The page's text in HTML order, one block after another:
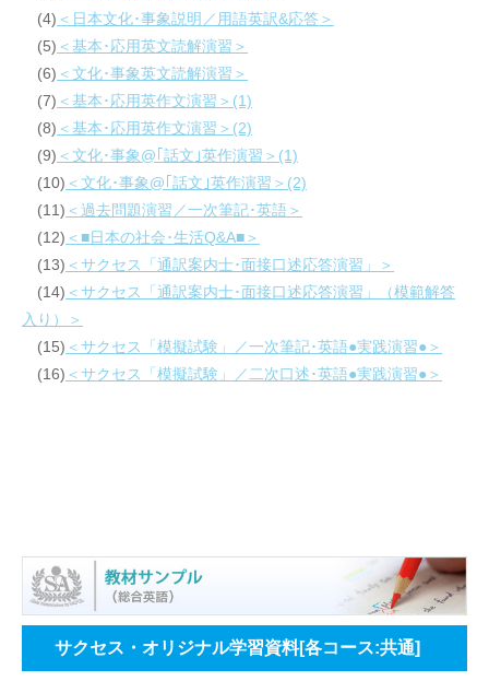
(4) ＜日本文化･事象説明／用語英訳&応答＞
(5) ＜基本･応用英文読解演習＞
(6) ＜文化･事象英文読解演習＞
(7) ＜基本･応用英作文演習＞(1)
(8) ＜基本･応用英作文演習＞(2)
(9) ＜文化･事象@｢話文｣英作演習＞(1)
(10) ＜文化･事象@｢話文｣英作演習＞(2)
(11) ＜過去問題演習／一次筆記･英語＞
(12) ＜■日本の社会･生活Q&A■＞
(13) ＜サクセス「通訳案内士･面接口述応答演習」＞
(14) ＜サクセス「通訳案内士･面接口述応答演習」（模範解答
入り）＞
(15) ＜サクセス「模擬試験」／一次筆記･英語●実践演習●＞
(16) ＜サクセス「模擬試験」／二次口述･英語●実践演習●＞
サクセス・オリジナル学習資料[各コース:共通]